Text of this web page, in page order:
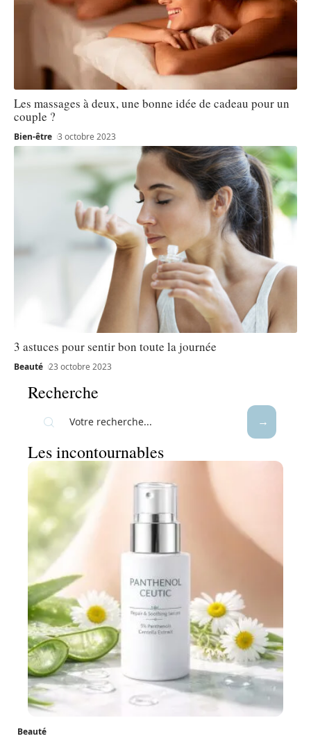
Les massages à deux, une bonne idée de cadeau pour un
couple ?
Bien-être 3 octobre 2023
3 astuces pour sentir bon toute la journée
Beauté 23 octobre 2023
Recherche
Les incontournables
Beauté